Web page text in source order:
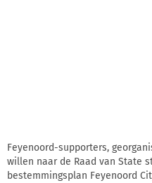
Feyenoord-supporters,
willen naar de Raad van State
bestemmingsplan Feyenoord